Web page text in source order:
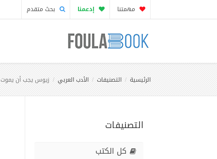
مهمتنا إدعمنا بحث متقدم
الرئيسية التصنيفات الأدب العربي زيوس يجب أن يموت
التصنيفات
كل الكتب